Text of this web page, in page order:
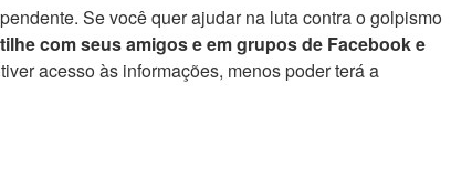
Se você quer ajudar na luta contra o golpismo
com seus amigos e em grupos de Facebook e
acesso às informações, menos poder terá a